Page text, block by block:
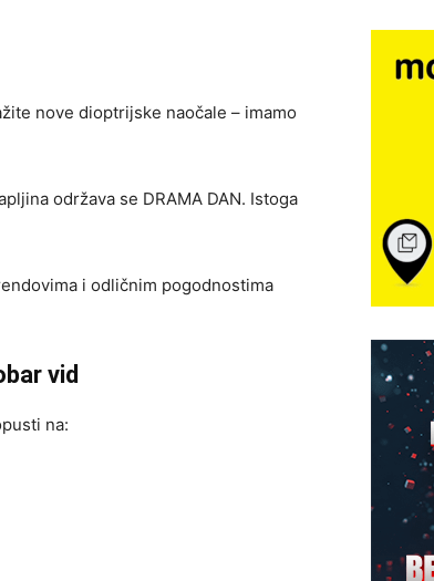
nove dioptrijske naočale – imamo
održava se DRAMA DAN. Istoga
i odličnim pogodnostima
vid
na: